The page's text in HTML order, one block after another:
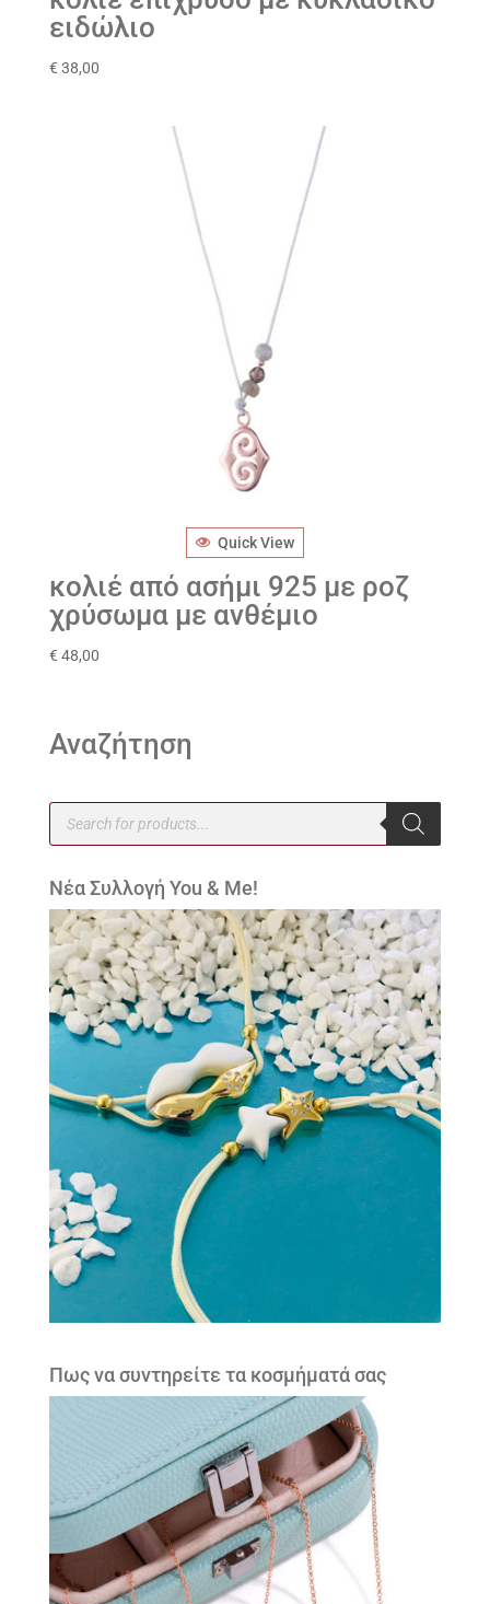
ειδώλιο
€ 38,00
Quick View
κολιέ από ασήμι 925 με ροζ
χρύσωμα με ανθέμιο
€ 48,00
Αναζήτηση
Products
search
Νέα Συλλογή You & Me!
Πως να συντηρείτε τα κοσμήματά σας